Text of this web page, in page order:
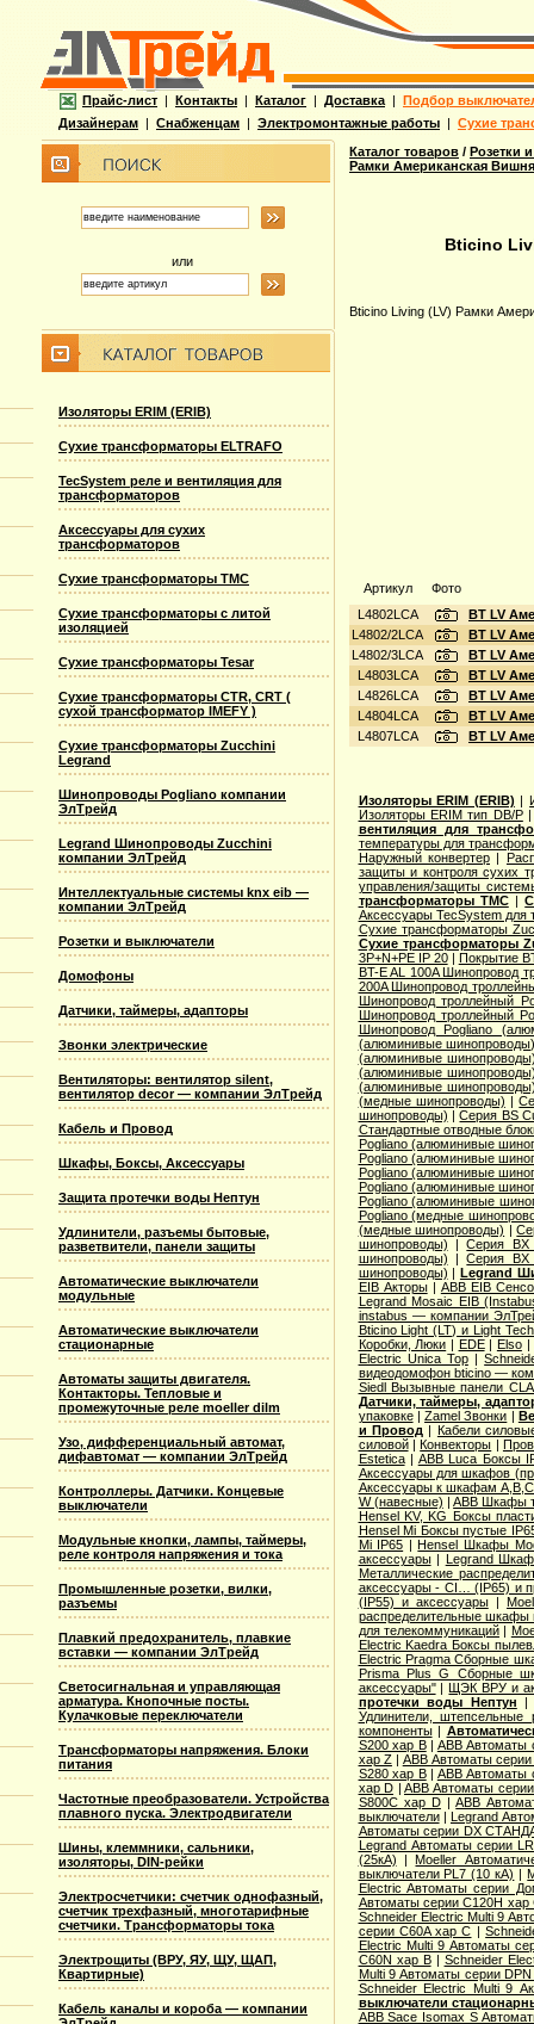
Прайс-лист | Контакты | Каталог | Доставка | Подбор
Дизайнерам | Снабженцам | Электромонтажные работы | Сухие
или
Изоляторы ERIM (ERIB)
Сухие трансформаторы ELTRAFO
TecSystem реле и вентиляция для
трансформаторов
Аксессуары для сухих
трансформаторов
Сухие трансформаторы TMC
Сухие трансформаторы с литой
изоляцией
Сухие трансформаторы Tesar
Сухие трансформаторы CTR, CRT (
сухой трансформатор IMEFY )
Сухие трансформаторы Zucchini
Legrand
Шинопроводы Pogliano компании
ЭлТрейд
Legrand Шинопроводы Zucchini
компании ЭлТрейд
Интеллектуальные системы knx eib —
компании ЭлТрейд
Розетки и выключатели
Домофоны
Датчики, таймеры, адапторы
Звонки электрические
Вентиляторы: вентилятор silent,
вентилятор decor — компании ЭлТрейд
Кабель и Провод
Шкафы, Боксы, Аксессуары
Защита протечки воды Нептун
Удлинители, разъемы бытовые,
разветвители, панели защиты
Автоматические выключатели
модульные
Автоматические выключатели
стационарные
Автоматы защиты двигателя.
Контакторы. Тепловые и
промежуточные реле moeller dilm
Узо, дифференциальный автомат,
дифавтомат — компании ЭлТрейд
Контроллеры. Датчики. Концевые
выключатели
Модульные кнопки, лампы, таймеры,
реле контроля напряжения и тока
Промышленные розетки, вилки,
разъемы
Плавкий предохранитель, плавкие
вставки — компании ЭлТрейд
Светосигнальная и управляющая
арматура. Кнопочные посты.
Кулачковые переключатели
Трансформаторы напряжения. Блоки
питания
Частотные преобразователи. Устройства
плавного пуска. Электродвигатели
Шины, клеммники, сальники,
изоляторы, DIN-рейки
Электросчетчики: счетчик однофазный,
счетчик трехфазный, многотарифные
счетчики. Трансформаторы тока
Электрощиты (ВРУ, ЯУ, ЩУ, ЩАП,
Квартирные)
Кабель каналы и короба — компании
Каталог товаров / Розетки
Рамки Американская
Bticino
Bticino Living (LV) Рамки
Артикул
Фото
L4802LCA
BT LV
L4802/2LCA
BT LV
L4802/3LCA
BT LV
L4803LCA
BT LV
L4826LCA
BT LV
L4804LCA
BT LV
L4807LCA
BT LV
Изоляторы ERIM (ERIB) |
Изоляторы ERIM тип DB/P
вентиляция для
температуры для
Наружный конвертер |
защиты и контроля сухих
управления/защиты
трансформаторы TMC|
Аксессуары TecSystem для
Сухие трансформаторы
Сухие трансформаторы
3P+N+PE IP 20| Покрытие
BT-E AL 100A Шинопровод
200A Шинопровод
Шинопровод троллейный
Шинопровод троллейный
Шинопровод Pogliano
(алюминивые
(алюминивые
(алюминивые
(алюминивые
(медные шинопроводы) |
шинопроводы) |Серия ВS
Стандартные отводные
Pogliano (алюминивые
Pogliano (алюминивые
Pogliano (алюминивые
Pogliano (алюминивые
Pogliano (алюминивые
Pogliano (медные
(медные шинопроводы) |
шинопроводы) |Серия ВХ
шинопроводы) |Серия ВХ
шинопроводы) | Legrand
EIB Акторы| ABB EIB
Legrand Mosaic ЕIB
instabus — компании
Bticino Light (LT) и Light
Коробки, Люки | EDE| Elso|
Electric Unica Top|
видеодомофон bticino —
Siedl Вызывные панели
Датчики, таймеры,
упаковке|Zamel Звонки |
и Провод | Кабели
силовой|Конвекторы |
Estetica| ABB Luca Боксы
Аксессуары для шкафов
Аксессуары к шкафам
W (навесные) |ABB Шкафы
Hensel KV, KG Боксы
Hensel Mi Боксы пустые
Mi IP65 |Hensel Шкафы
аксессуары| Legrand
Металлические
аксессуары - CI… (IP65) и
(IP55) и аксессуары|
распределительные
для телекоммуникаций|
Electric Kaedra Боксы
Electric Pragma Сборные
Prisma Plus G Сборные
аксессуары"|ЩЭК ВРУ и
протечки воды Нептун
Удлинители, штепсельные
компоненты|
S200 хар B| ABB Автоматы
хар Z| ABB Автоматы
S280 хар B| ABB Автоматы
хар D | ABB Автоматы
S800C хар D|ABB
выключатели| Legrand
Автоматы серии DX
Legrand Автоматы серии
(25кА) |Moeller
выключатели PL7 (10 кА) |
Electric Aвтоматы серии
Автоматы серии C120H хар
Schneider Electric Multi 9
серии C60A хар C |
Electric Multi 9 Автоматы
C60N хар B| Schneider
Multi 9 Автоматы серии
Schneider Electric Multi 9
выключатели
ABB Sace Isomax S